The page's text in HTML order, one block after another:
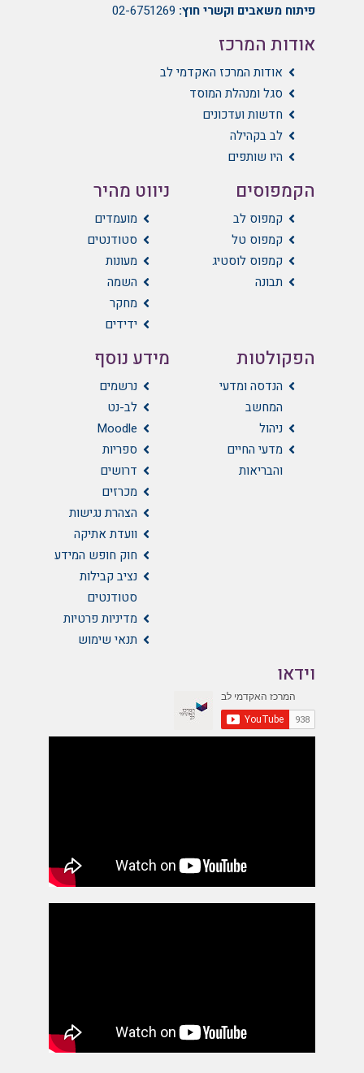
פיתוח משאבים וקשרי חוץ: 02-6751269
אודות המרכז
אודות המרכז האקדמי לב
סגל ומנהלת המוסד
חדשות ועדכונים
לב בקהילה
היו שותפים
הקמפוסים
קמפוס לב
קמפוס טל
קמפוס לוסטיג
תבונה
הפקולטות
הנדסה ומדעי
המחשב
ניהול
מדעי החיים
והבריאות
ניווט מהיר
מועמדים
סטודנטים
מעונות
השמה
מחקר
ידידים
מידע נוסף
נרשמים
לב-נט
Moodle
ספריות
דרושים
מכרזים
הצהרת נגישות
וועדת אתיקה
חוק חופש המידע
נציב קבילות
סטודנטים
מדיניות פרטיות
תנאי שימוש
וידאו